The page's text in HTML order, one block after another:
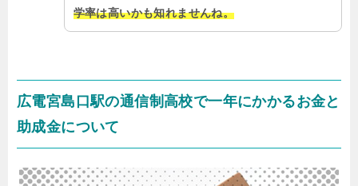
学率は高いかも知れませんね。
広電宮島口駅の通信制高校で一年にかかるお金と
助成金について